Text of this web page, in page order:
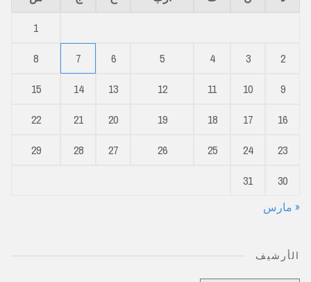
1
2
3
4
5
6
7
8
9
10
11
12
13
14
15
16
17
18
19
20
21
22
23
24
25
26
27
28
29
30
31
« مارس
الأرشيف